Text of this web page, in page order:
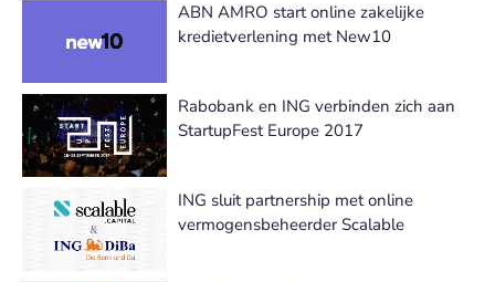
ABN AMRO start online zakelijke
kredietverlening met New10
Rabobank en ING verbinden zich aan
StartupFest Europe 2017
ING sluit partnership met online
vermogensbeheerder Scalable